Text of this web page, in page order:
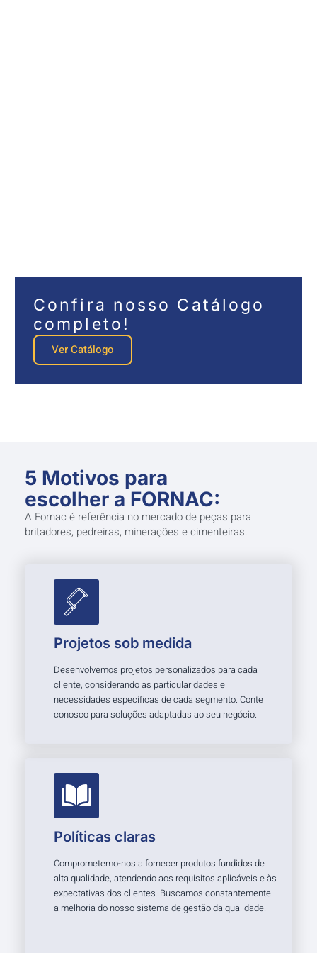
Confira nosso Catálogo
completo!
Ver Catálogo
5 Motivos para
escolher a FORNAC:
A Fornac é referência no mercado de peças para
britadores, pedreiras, minerações e cimenteiras.
Projetos sob medida
Desenvolvemos projetos personalizados para cada
cliente, considerando as particularidades e
necessidades específicas de cada segmento. Conte
conosco para soluções adaptadas ao seu negócio.
Políticas claras
Comprometemo-nos a fornecer produtos fundidos de
alta qualidade, atendendo aos requisitos aplicáveis e às
expectativas dos clientes. Buscamos constantemente
a melhoria do nosso sistema de gestão da qualidade.